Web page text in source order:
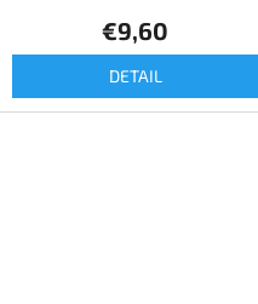
€9,60
DETAIL